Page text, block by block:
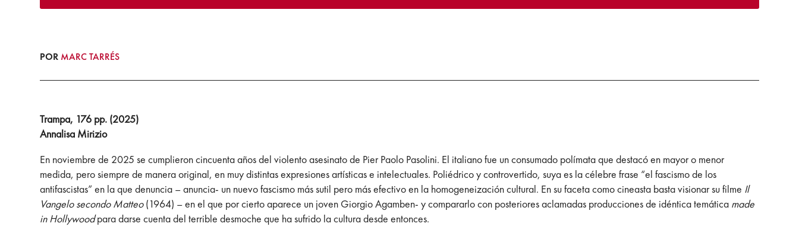
POR MARC TARRÉS
Trampa, 176 pp. (2025)
Annalisa Mirizio
En noviembre de 2025 se cumplieron cincuenta años del violento asesinato de Pier Paolo Pasolini. El italiano fue un consumado polímata que destacó en mayor o menor
medida, pero siempre de manera original, en muy distintas expresiones artísticas e intelectuales. Poliédrico y controvertido, suya es la célebre frase “el fascismo de los
antifascistas” en la que denuncia – anuncia- un nuevo fascismo más sutil pero más efectivo en la homogeneización cultural. En su faceta como cineasta basta visionar su filme Il
Vangelo secondo Matteo(1964) – en el que por cierto aparece un joven Giorgio Agamben- y compararlo con posteriores aclamadas producciones de idéntica temática made
in Hollywoodpara darse cuenta del terrible desmoche que ha sufrido la cultura desde entonces.